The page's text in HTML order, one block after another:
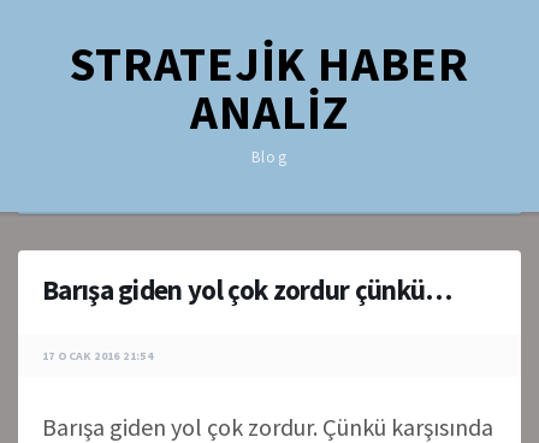
STRATEJİK HABER
ANALİZ
Blog
Barışa giden yol çok zordur çünkü…
17 OCAK 2016 21:54
Barışa giden yol çok zordur. Çünkü karşısında